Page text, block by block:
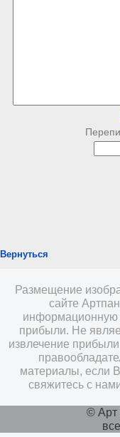
Вернуться
Размещение
сайте
информационную
прибыли. Не
извлечение
материалы, если
свяжитесь с
© Арт